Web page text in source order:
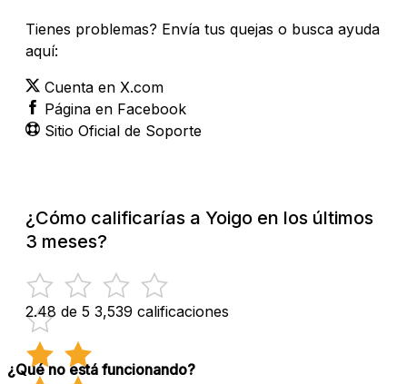
Tienes problemas? Envía tus quejas o busca ayuda
aquí:
Cuenta en X.com
Página en Facebook
Sitio Oficial de Soporte
¿Cómo calificarías a Yoigo en los últimos
3 meses?
2.48 de 5 3,539 calificaciones
¿Qué no está funcionando?